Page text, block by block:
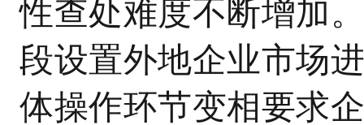
性查处难度不断增加
段设置外地企业市场
体操作环节变相要求